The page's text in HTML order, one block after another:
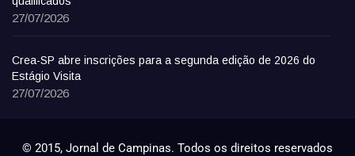
27/07/2026
Crea-SP abre inscrições para a segunda edição de 2026 do
Estágio Visita
27/07/2026
© 2015, Jornal de Campinas. Todos os direitos reservados